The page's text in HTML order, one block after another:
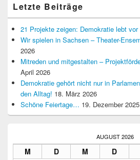
Letzte Beiträge
21 Projekte zeigen: Demokratie lebt vor
Wir spielen in Sachsen – Theater-
2026
Mitreden und mitgestalten –
April 2026
Demokratie gehört nicht nur in
den Alltag! 18. März 2026
Schöne Feiertage… 19. Dezember 2025
AUGUST 2026
M D M D